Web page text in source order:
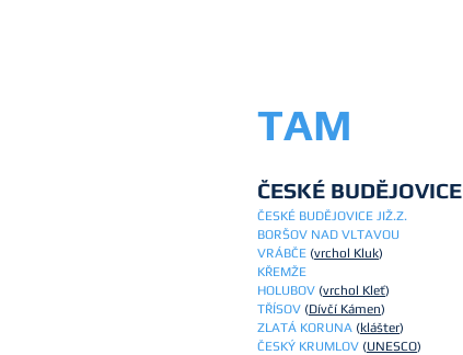
TAM
ČESKÉ BUDĚJOVICE
ČESKÉ BUDĚJOVICE JIŽ.Z.
BORŠOV NAD VLTAVOU
VRÁBČE (vrchol Kluk)
KŘEMŽE
HOLUBOV (vrchol Kleť)
TŘÍSOV (Dívčí Kámen)
ZLATÁ KORUNA (klášter)
ČESKÝ KRUMLOV (UNESCO)